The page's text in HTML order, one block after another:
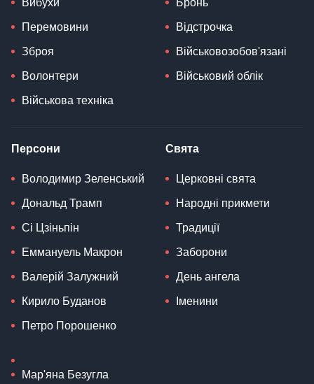
Вибухи
Перемовини
Зброя
Волонтери
Військова техніка
Бронь
Відстрочка
Військовозобов'язані
Військовий облік
Персони
Володимир Зеленський
Дональд Трамп
Сі Цзіньпін
Еммануель Макрон
Валерій Залужний
Кирило Буданов
Петро Порошенко
Мар'яна Безугла
Свята
Церковні свята
Народні прикмети
Традиції
Заборони
День ангела
Іменини